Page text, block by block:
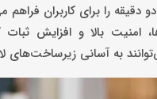
را برای کاربران
بالا و افزایش ثبات
به آسانی زیرساخت‌های